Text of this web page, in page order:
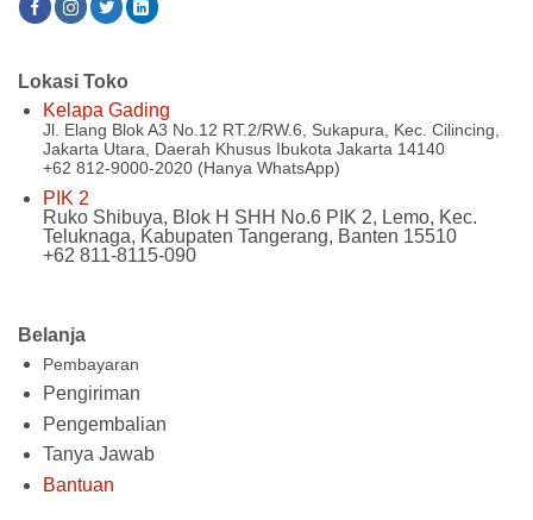
Belanja
Pembayaran
Pengiriman
Pengembalian
Tanya Jawab
Bantuan
Lokasi Toko
Kelapa Gading
Jl. Elang Blok A3 No.12 RT.2/RW.6, Sukapura, Kec. Cilincing,
Jakarta Utara, Daerah Khusus Ibukota Jakarta 14140
+62 812-9000-2020 (Hanya WhatsApp)
PIK 2
Ruko Shibuya, Blok H SHH No.6 PIK 2, Lemo, Kec.
Teluknaga, Kabupaten Tangerang, Banten 15510
+62 811-8115-090